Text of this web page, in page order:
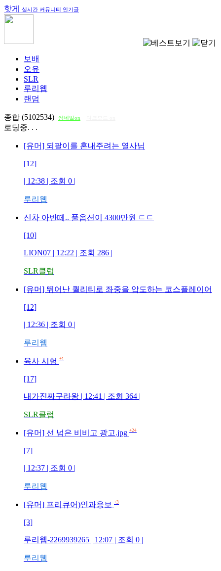
핫게 실시간 커뮤니티 인기글
보배
오유
SLR
루리웹
랜덤
종합 (5102534) 썸네일on
로딩중. . .
[유머] 되팔이를 혼내주려는 열사님
[12]
| 12:38 | 조회 0 |
루리웹
신차 아반떼.. 풀옵션이 4300만원 ㄷㄷ
[10]
LION07 | 12:22 | 조회 286 |
SLR클럽
[유머] 뛰어난 퀄리티로 좌중을 압도하는 코스플레이어
[12]
| 12:36 | 조회 0 |
루리웹
육사 시험 +1
[17]
내가진짜구라왕 | 12:41 | 조회 364 |
SLR클럽
[유머] 선 넘은 비비고 광고.jpg +24
[7]
| 12:37 | 조회 0 |
루리웹
[유머] 프리큐어)인과응보 +3
[3]
루리웹-2269939265 | 12:07 | 조회 0 |
루리웹